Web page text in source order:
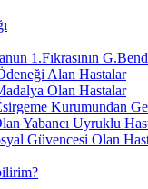
1.Fıkrasının
Alan Hastalar
Olan Hastalar
Kurumundan
Yabancı Uyruklu
Güvencesi Olan